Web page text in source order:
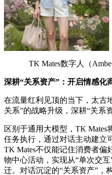
TK Mates数字人（
深耕“关系资产”：开启情感化
在流量红利见顶的当下，太古
关系”的战略升级，深耕“关系资
区别于通用大模型，TK Mates
任务执行，通过对话主动建立
TK Mates不仅能记住消费者偏
物中心活动，实现从“单次交
迁。对话沉淀的“关系资产”，